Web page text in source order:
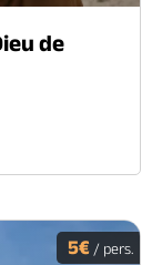
de
5€ / pers.